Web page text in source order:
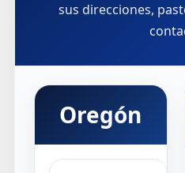
sus direcciones,
Oregón